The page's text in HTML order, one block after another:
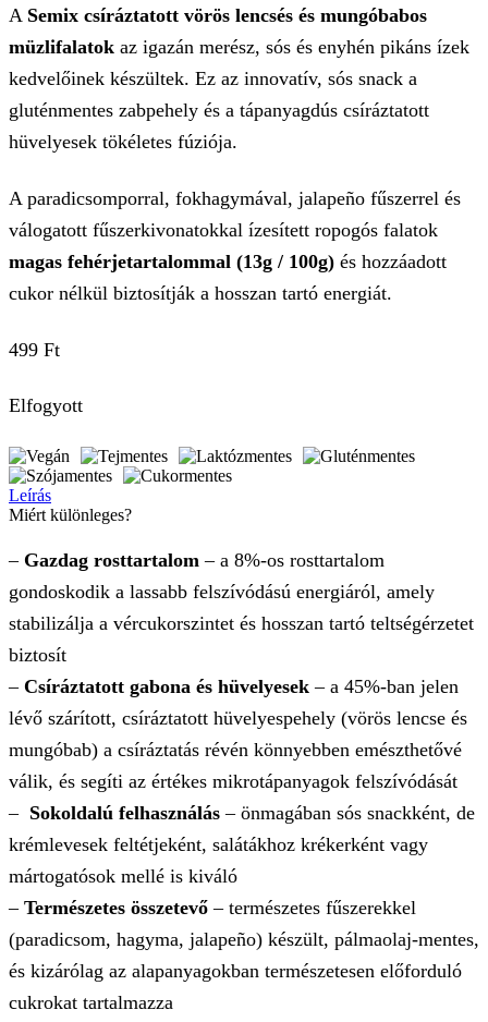
A Semix csíráztatott vörös lencsés és mungóbabos
müzlifalatok az igazán merész, sós és enyhén pikáns ízek
kedvelőinek készültek. Ez az innovatív, sós snack a
gluténmentes zabpehely és a tápanyagdús csíráztatott
hüvelyesek tökéletes fúziója.
A paradicsomporral, fokhagymával, jalapeño fűszerrel és
válogatott fűszerkivonatokkal ízesített ropogós falatok
magas fehérjetartalommal (13g / 100g) és hozzáadott
cukor nélkül biztosítják a hosszan tartó energiát.
499 Ft
Elfogyott
Leírás
Miért különleges?
– Gazdag rosttartalom – a 8%-os rosttartalom
gondoskodik a lassabb felszívódású energiáról, amely
stabilizálja a vércukorszintet és hosszan tartó teltségérzetet
biztosít
– Csíráztatott gabona és hüvelyesek – a 45%-ban jelen
lévő szárított, csíráztatott hüvelyespehely (vörös lencse és
mungóbab) a csíráztatás révén könnyebben emészthetővé
válik, és segíti az értékes mikrotápanyagok felszívódását
– Sokoldalú felhasználás – önmagában sós snackként, de
krémlevesek feltétjeként, salátákhoz krékerként vagy
mártogatósok mellé is kiváló
– Természetes összetevő – természetes fűszerekkel
(paradicsom, hagyma, jalapeño) készült, pálmaolaj-mentes,
és kizárólag az alapanyagokban természetesen előforduló
cukrokat tartalmazza